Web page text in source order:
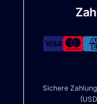
Sichere